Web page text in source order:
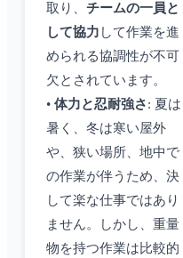
取り、 チームの一員と
して協力 して作業を進
められる協調性が不可
欠とされています。
• 体力と忍耐強さ: 夏は
暑く、冬は寒い屋外
や、狭い場所、地中で
の作業が伴うため、決
して楽な仕事ではあり
ません。しかし、重量
物を持つ作業は比較的